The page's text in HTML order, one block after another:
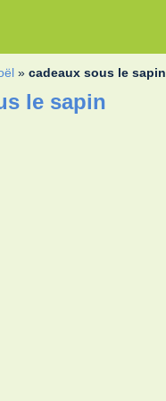
»cadeaux sous le sapin
le sapin